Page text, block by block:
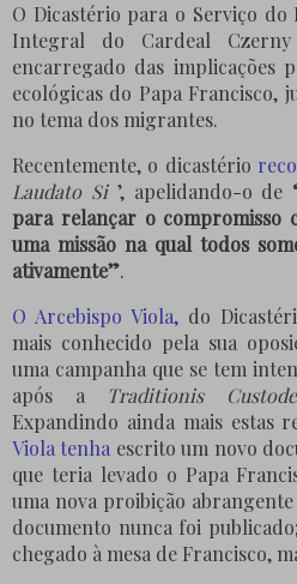
O Dicastério para o Serviço do
Integral do Cardeal
encarregado das implicações
ecológicas do Papa Francisco,
no tema dos migrantes.
Recentemente, o dicastério
Laudato Si’, apelidando-o de
para relançar o compromisso
uma missão na qual todos
ativamente”.
O Arcebispo Viola, do
mais conhecido pela sua
uma campanha que se tem
após a Traditionis
Expandindo ainda mais estas
Viola tenha escrito um novo
que teria levado o Papa
uma nova proibição
documento nunca foi publicado;
chegado à mesa de Francisco,